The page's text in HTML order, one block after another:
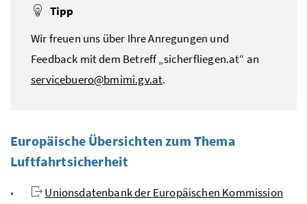
Tipp
Wir freuen uns über Ihre Anregungen und
Feedback mit dem Betreff „sicherfliegen.at“ an
servicebuero@bmimi.gv.at.
Europäische Übersichten zum Thema
Luftfahrtsicherheit
Unionsdatenbank der Europäischen Kommission